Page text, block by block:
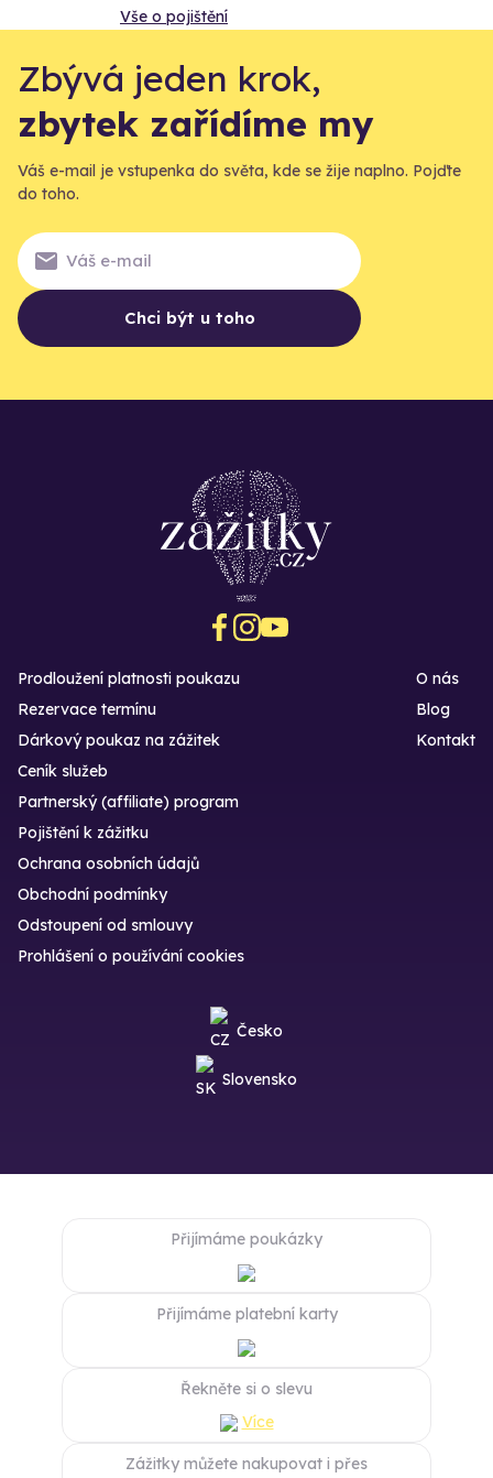
Vše o pojištění
Zbývá jeden krok,
zbytek zařídíme my
Váš e-mail je vstupenka do světa, kde se žije naplno. Pojďte
do toho.
Chci být u toho
Prodloužení platnosti poukazu
Rezervace termínu
Dárkový poukaz na zážitek
O nás
Blog
Kontakt
Ceník služeb
Partnerský (affiliate) program
Pojištění k zážitku
Ochrana osobních údajů
Obchodní podmínky
Odstoupení od smlouvy
Prohlášení o používání cookies
Česko
Slovensko
Přijímáme poukázky
Přijímáme platební karty
Řekněte si o slevu
Více
Zážitky můžete nakupovat i přes